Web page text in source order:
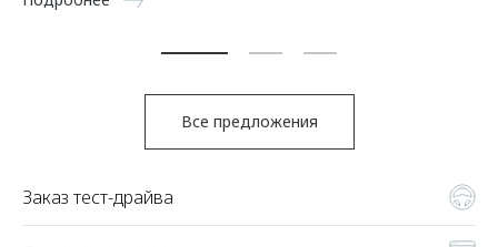
Все предложения
Заказ тест-драйва